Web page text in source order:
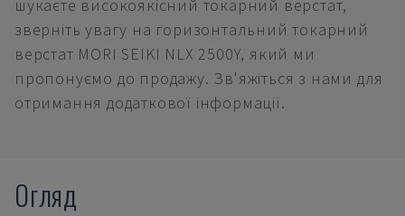
шукаєте високоякісний токарний верстат,
зверніть увагу на горизонтальний токарний
верстат MORI SEIKI NLX 2500Y, який ми
пропонуємо до продажу. Зв'яжіться з нами для
отримання додаткової інформації.
Огляд